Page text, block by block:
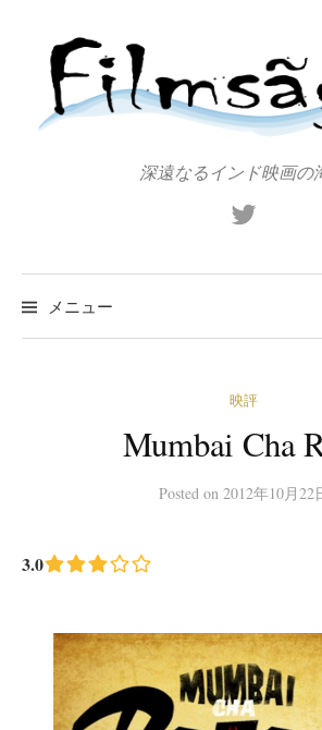
プ
深遠なるインド映画の
メニュー
映評
Mumbai Cha
Posted on 2012年10月22
3.0